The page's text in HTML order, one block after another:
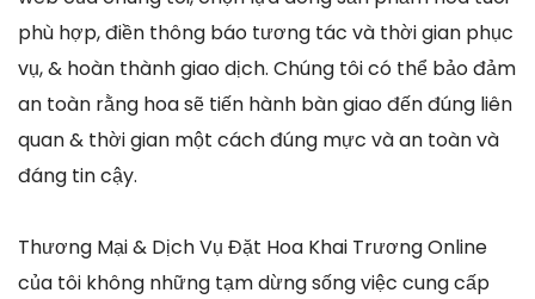
phù hợp, điền thông báo tương tác và thời gian phục
vụ, & hoàn thành giao dịch. Chúng tôi có thể bảo đảm
an toàn rằng hoa sẽ tiến hành bàn giao đến đúng liên
quan & thời gian một cách đúng mực và an toàn và
đáng tin cậy.
Thương Mại & Dịch Vụ Đặt Hoa Khai Trương Online
của tôi không những tạm dừng sống việc cung cấp